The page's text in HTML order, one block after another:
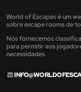
World of Escapes é um
sobre escape rooms de
Nós fornecemos
para permitir aos
necessidades.